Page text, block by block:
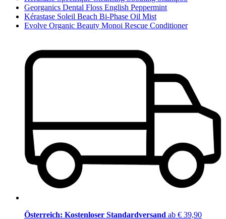
Georganics Dental Floss English Peppermint
Kérastase Soleil Beach Bi-Phase Oil Mist
Evolve Organic Beauty Monoi Rescue Conditioner
Österreich: Kostenloser Standardversand ab € 39,90